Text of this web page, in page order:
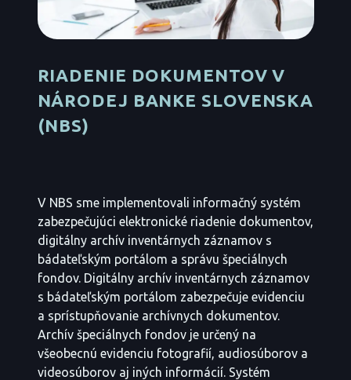
RIADENIE DOKUMENTOV V
NÁRODEJ BANKE SLOVENSKA
(NBS)
V NBS sme implementovali informačný systém
zabezpečujúci elektronické riadenie dokumentov,
digitálny archív inventárnych záznamov s
bádateľským portálom a správu špeciálnych
fondov. Digitálny archív inventárnych záznamov
s bádateľským portálom zabezpečuje evidenciu
a sprístupňovanie archívnych dokumentov.
Archív špeciálnych fondov je určený na
všeobecnú evidenciu fotografií, audiosúborov a
videosúborov aj iných informácií. Systém